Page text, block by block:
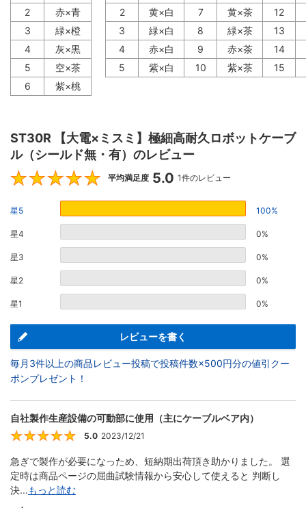
2
赤×青
3
緑×橙
4
灰×黒
5
空×茶
6
紫×桃
2
黄×白 7 黄×茶 12
3
緑×白 8 緑×茶 13
4
赤×白 9 赤×茶 14
5
紫×白 10 紫×茶 15
ST30R 【大電×ミスミ】極細高耐久ロボットケーブ
ル（シールド無・有）のレビュー
5
平均満足度 5.0 1件のレビュー
星5 100%
星4 0%
星3 0%
星2 0%
星1 0%
レビューを書く
毎月3件以上の商品レビュー投稿で投稿件数×500円分の値引クー
ポンプレゼント！
自社製作生産設備の可動部に使用（主にケーブルベア内）
5.0 2023/12/21
急ぎで製作が必要になっため、短納期出荷頂き助かりました。 選
定時は商品ページの屈曲試験情報から安心して使えると 判断し
決...もっと読む